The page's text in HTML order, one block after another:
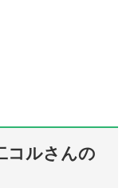
コルさんの